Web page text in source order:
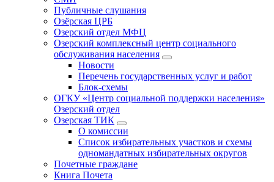
Публичные слушания
Озёрская ЦРБ
Озерский отдел МФЦ
Озерский комплексный центр социального
обслуживания населения
Новости
Перечень государственных услуг и работ
Блок-схемы
ОГКУ «Центр социальной поддержки населения»
Озерский отдел
Озерская ТИК
О комиссии
Список избирательных участков и схемы
одномандатных избирательных округов
Почетные граждане
Книга Почета